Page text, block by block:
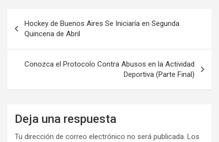
de
entradas
Hockey de Buenos Aires Se Iniciaría en Segunda
Quincena de Abril
Conozca el Protocolo Contra Abusos en la Actividad
Deportiva (Parte Final)
Deja una respuesta
Tu dirección de correo electrónico no será publicada. Los